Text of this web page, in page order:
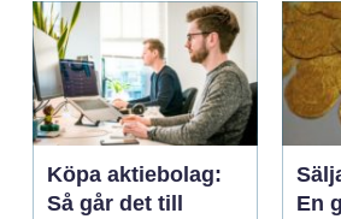
Köpa aktiebolag:
Så går det till
En